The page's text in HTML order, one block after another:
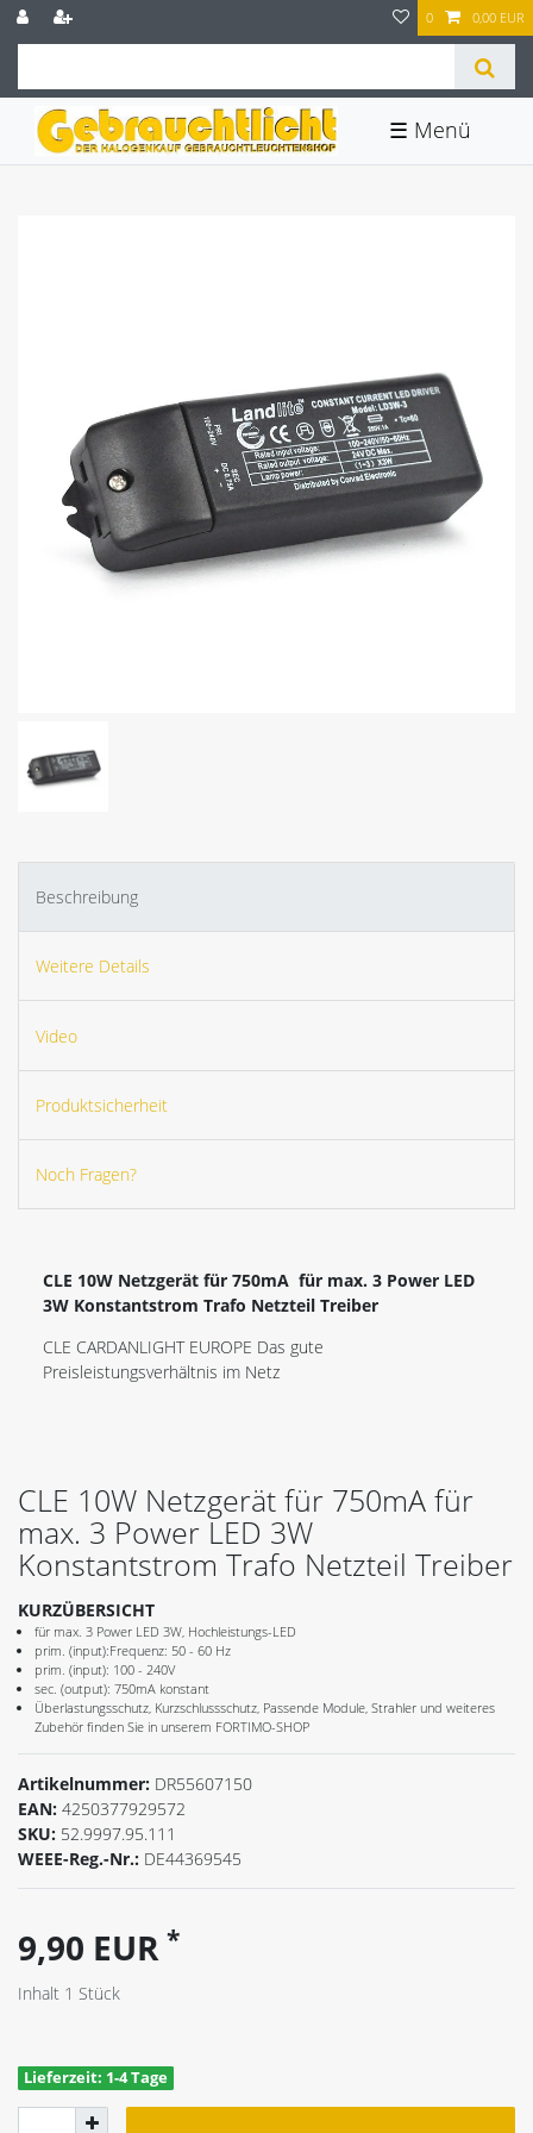
0 0,00 EUR
☰
Beschreibung
Weitere Details
Video
Produktsicherheit
Noch Fragen?
CLE 10W Netzgerät für 750mA für max. 3 Power LED
3W Konstantstrom Trafo Netzteil Treiber
CLE CARDANLIGHT EUROPE Das gute
Preisleistungsverhältnis im Netz
CLE 10W Netzgerät für 750mA für
max. 3 Power LED 3W
Konstantstrom Trafo Netzteil Treiber
KURZÜBERSICHT
für max. 3 Power LED 3W, Hochleistungs-LED
prim. (input):Frequenz: 50 - 60 Hz
prim. (input): 100 - 240V
sec. (output): 750mA konstant
Überlastungsschutz, Kurzschlussschutz, Passende Module, Strahler und weiteres
Zubehör finden Sie in unserem FORTIMO-SHOP
Artikelnummer: DR55607150
EAN: 4250377929572
SKU: 52.9997.95.111
WEEE-Reg.-Nr.: DE44369545
9,90 EUR *
Inhalt 1 Stück
Lieferzeit: 1-4 Tage